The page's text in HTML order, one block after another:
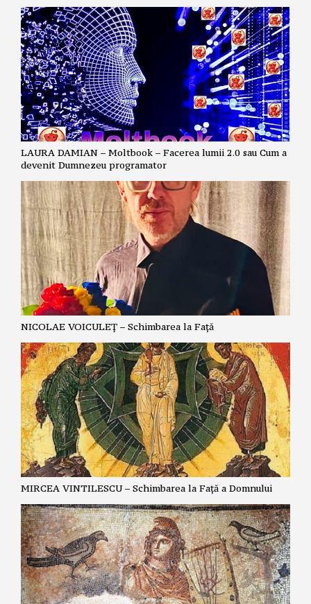
LAURA DAMIAN – Moltbook – Facerea lumii 2.0 sau Cum a
devenit Dumnezeu programator
NICOLAE VOICULEȚ – Schimbarea la Față
MIRCEA VINTILESCU – Schimbarea la Față a Domnului